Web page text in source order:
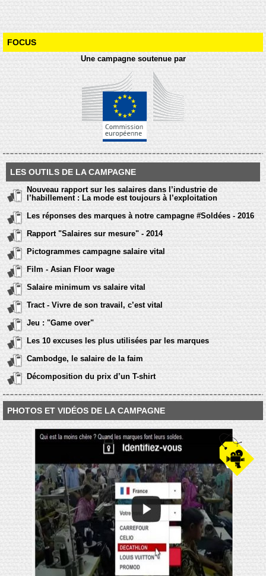
FOCUS
Une campagne soutenue par
LES OUTILS DE LA CAMPAGNE
Nouveau rapport sur les salaires dans l’industrie de
l’habillement : La mode est toujours à l’exploitation
Les réponses des marques à notre campagne #Soldées - 2016
Rapport "Salaires sur mesure" - 2014
Pictogrammes campagne salaire vital
Film - Asian Floor wage
Salaire minimum vs salaire vital
Tract - Vivre de son travail, c’est vital
Jeu : "Game over"
Les 10 excuses les plus utilisées par les marques
Cambodge, le salaire de la faim
Décomposition du prix d’un T-shirt
PHOTOS ET VIDÉOS DE LA CAMPAGNE